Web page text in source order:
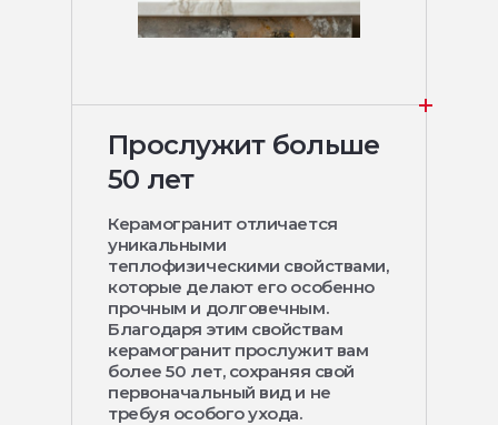
Прослужит больше
50 лет
Керамогранит отличается
уникальными
теплофизическими свойствами,
которые делают его особенно
прочным и долговечным.
Благодаря этим свойствам
керамогранит прослужит вам
более 50 лет, сохраняя свой
первоначальный вид и не
требуя особого ухода.